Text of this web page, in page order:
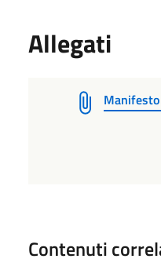
Allegati
Manifesto
Contenuti